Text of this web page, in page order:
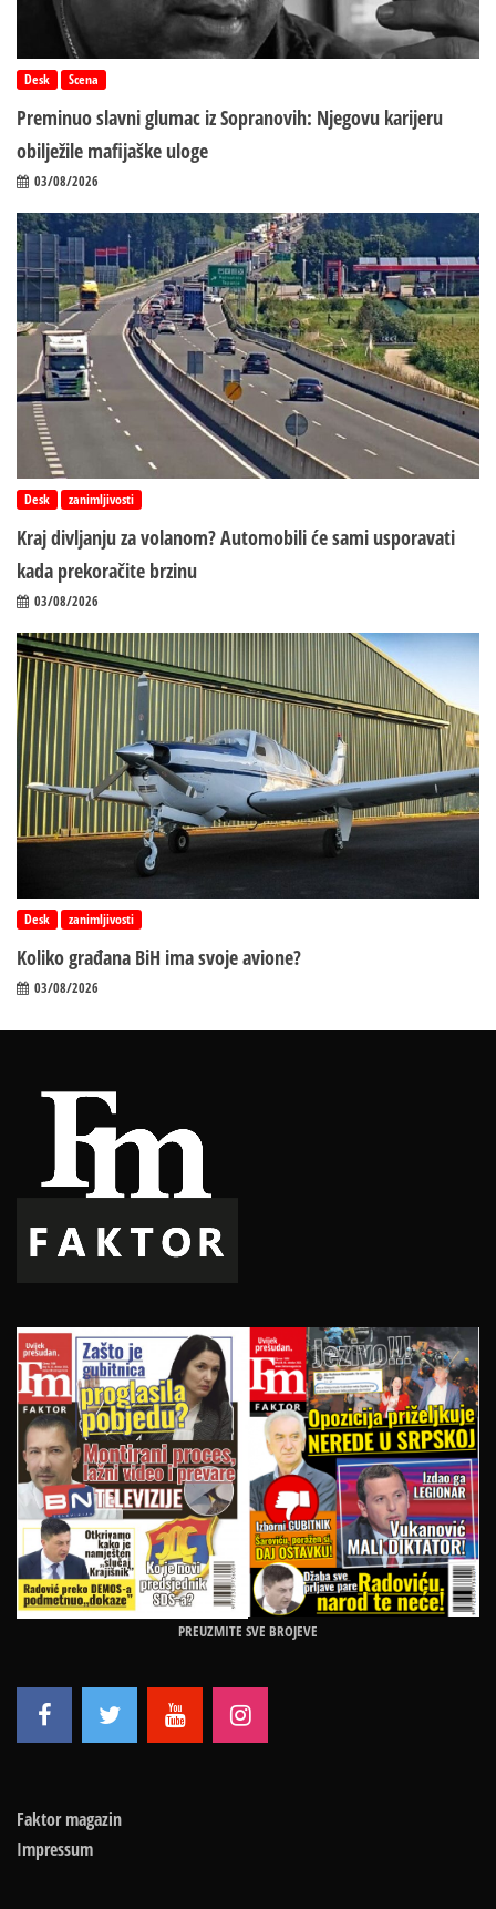
Desk Scena
Preminuo slavni glumac iz Sopranovih: Njegovu karijeru
obilježile mafijaške uloge
03/08/2026
Desk zanimljivosti
Kraj divljanju za volanom? Automobili će sami usporavati
kada prekoračite brzinu
03/08/2026
Desk zanimljivosti
Koliko građana BiH ima svoje avione?
03/08/2026
PREUZMITE SVE BROJEVE
Faktor magazin
Impressum